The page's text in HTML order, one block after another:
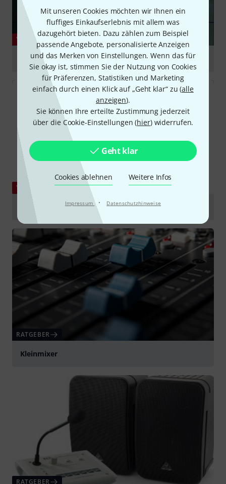
Mit unseren Cookies möchten wir Ihnen ein
fluffiges Einkaufserlebnis mit allem was
dazugehört bieten. Dazu zählen zum Beispiel
passende Angebote, personalisierte Anzeigen
und das Merken von Einstellungen. Wenn das für
Sie okay ist, stimmen Sie der Nutzung von Cookies
für Präferenzen, Statistiken und Marketing
einfach durch einen Klick auf „Geht klar“ zu (alle
anzeigen).
Sie können Ihre erteilte Zustimmung jederzeit
über die Cookie-Einstellungen (hier) widerrufen.
Geht klar
Cookies ablehnen Weitere Infos
Impressum · Datenschutzhinweise
YOUTUBE
Allen&Heath ZEDi-8 Review & Test (Deutsch/German)
abspielen
YOUTUBE
ZEDI8 Desk Explanation
abspielen
RATGEBER
Kleinmixer
RATGEBER